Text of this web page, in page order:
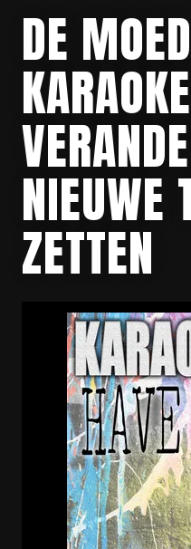
DE
NIEUWE
ZETTEN